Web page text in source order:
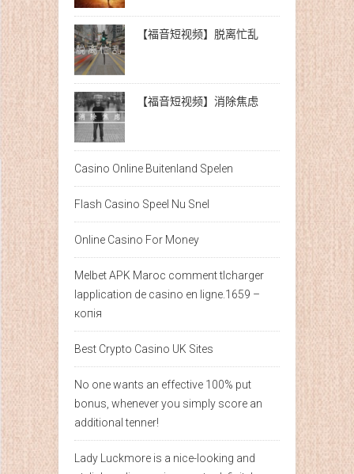
【福音短视频】脱离忙乱
【福音短视频】消除焦虑
Casino Online Buitenland Spelen
Flash Casino Speel Nu Snel
Online Casino For Money
Melbet APK Maroc comment tlcharger
lapplication de casino en ligne.1659 –
копія
Best Crypto Casino UK Sites
No one wants an effective 100% put
bonus, whenever you simply score an
additional tenner!
Lady Luckmore is a nice-looking and